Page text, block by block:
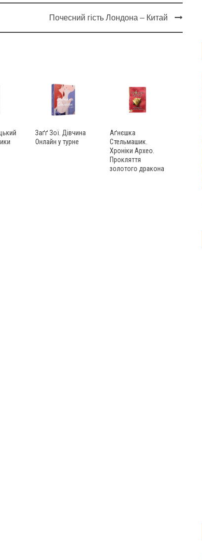
Почесний гість Лондона – Китай
Заґґ Зої. Дівчина
Онлайн у турне
Аґнєшка
Стельмашик.
Хроніки Архео.
Прокляття
золотого дракона